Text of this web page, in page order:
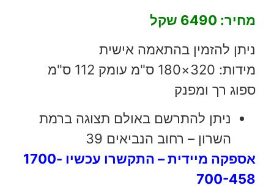
מחיר: 6490 שקל
ניתן להזמין בהתאמה אישית
מידות: 320×180 ס"מ עומק 112 ס"מ
ספוג רך ומפנק
ניתן להתרשם באולם תצוגה ברמת
השרון – רחוב הנביאים 39
אספקה מיידית – התקשרו עכשיו 1700-
700-458